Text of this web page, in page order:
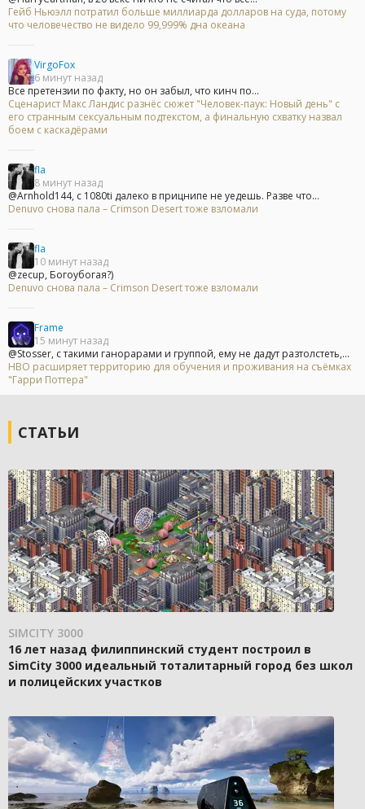
Гейб Ньюэлл потратил больше миллиарда долларов на суда, потому
что человечество не видело 99,999% дна океана
VirgoFox
6 минут назад
Все претензии по факту, но он забыл, что кинч по...
Сценарист Макс Ландис разнёс сюжет "Человек-паук: Новый день" с
его странным сексуальным подтекстом, а финальную схватку назвал
боем с каскадёрами
fla
8 минут назад
@Arnhold144, с 1080ti далеко в прицнипе не уедешь. Разве что...
Denuvo снова пала – Crimson Desert тоже взломали
fla
10 минут назад
@zecup, Богоубогая?)
Denuvo снова пала – Crimson Desert тоже взломали
Frame
15 минут назад
@Stosser, с такими ганорарами и группой, ему не дадут разтолстеть,...
HBO расширяет территорию для обучения и проживания на съёмках
"Гарри Поттера"
СТАТЬИ
SIMCITY 3000
16 лет назад филиппинский студент построил в
SimCity 3000 идеальный тоталитарный город без школ
и полицейских участков